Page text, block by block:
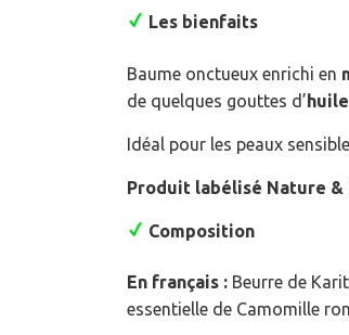
Les bienfaits
Baume onctueux enrichi en
de quelques gouttes d’
Idéal pour les peaux
Produit labélisé Nature &
Composition
En français : Beurre de
essentielle de Camomille